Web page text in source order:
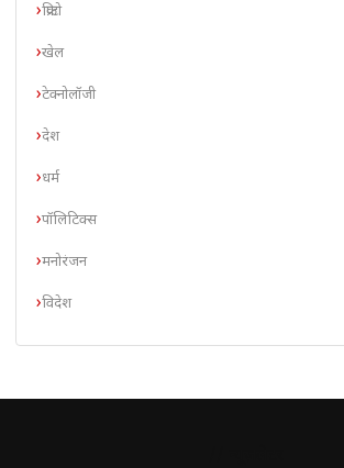
क्रिप्टो
खेल
टेक्नोलॉजी
देश
धर्म
पॉलिटिक्स
मनोरंजन
विदेश